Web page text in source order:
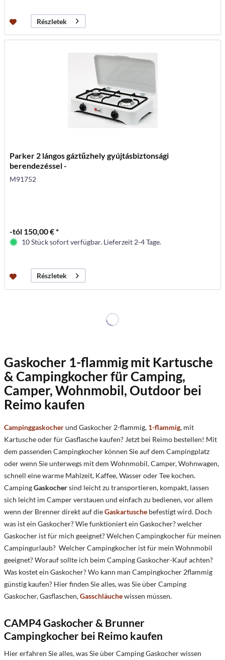
Részletek
Parker 2 lángos gáztűzhely gyújtásbiztonsági
berendezéssel -
M91752
-tól 150,00 € *
10 Stück sofort verfügbar. Lieferzeit 2-4 Tage.
Részletek
Gaskocher 1-flammig mit Kartusche
& Campingkocher für Camping,
Camper, Wohnmobil, Outdoor bei
Reimo kaufen
Campinggaskocherund Gaskocher 2-flammig, 1-flammig, mit
Kartusche oder für Gasflasche kaufen? Jetzt bei Reimo bestellen! Mit
dem passenden Campingkocher können Sie auf dem Campingplatz
oder wenn Sie unterwegs mit dem Wohnmobil, Camper, Wohnwagen,
schnell eine warme Mahlzeit, Kaffee, Wasser oder Tee kochen.
CampingGaskochersind leicht zu transportieren, kompakt, lassen
sich leicht im Camper verstauen und einfach zu bedienen, vor allem
wenn der Brenner direkt auf dieGaskartusche befestigt wird. Doch
was ist ein Gaskocher? Wie funktioniert ein Gaskocher? welcher
Gaskocher ist für mich geeignet? Welchen Campingkocher für meinen
Campingurlaub? Welcher Campingkocher ist für mein Wohnmobil
geeignet? Worauf sollte ich beim Camping Gaskocher-Kauf achten?
Was kostet ein Gaskocher? Wo kann man Campingkocher 2flammig
günstig kaufen? Hier finden Sie alles, was Sie über Camping
Gaskocher, Gasflaschen,Gasschläuchewissen müssen.
CAMP4 Gaskocher & Brunner
Campingkocher bei Reimo kaufen
Hier erfahren Sie alles, was Sie über Camping Gaskocher wissen